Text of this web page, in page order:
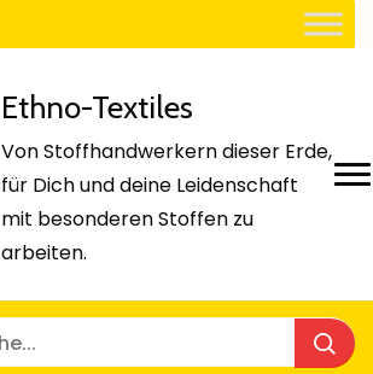
Ethno-Textiles
Von Stoffhandwerkern dieser Erde,
für Dich und deine Leidenschaft
mit besonderen Stoffen zu
arbeiten.